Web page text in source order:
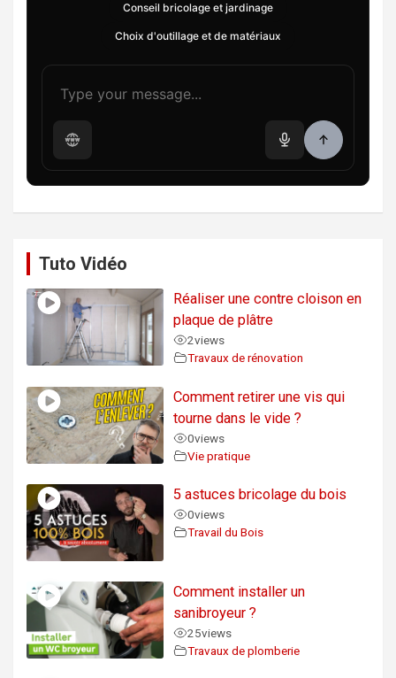
Conseil bricolage et jardinage
Choix d'outillage et de matériaux
Tuto Vidéo
Réaliser une contre cloison en
plaque de plâtre
2views
Travaux de rénovation
Comment retirer une vis qui
tourne dans le vide ?
0views
Vie pratique
5 astuces bricolage du bois
0views
Travail du Bois
Comment installer un
sanibroyeur ?
25views
Travaux de plomberie